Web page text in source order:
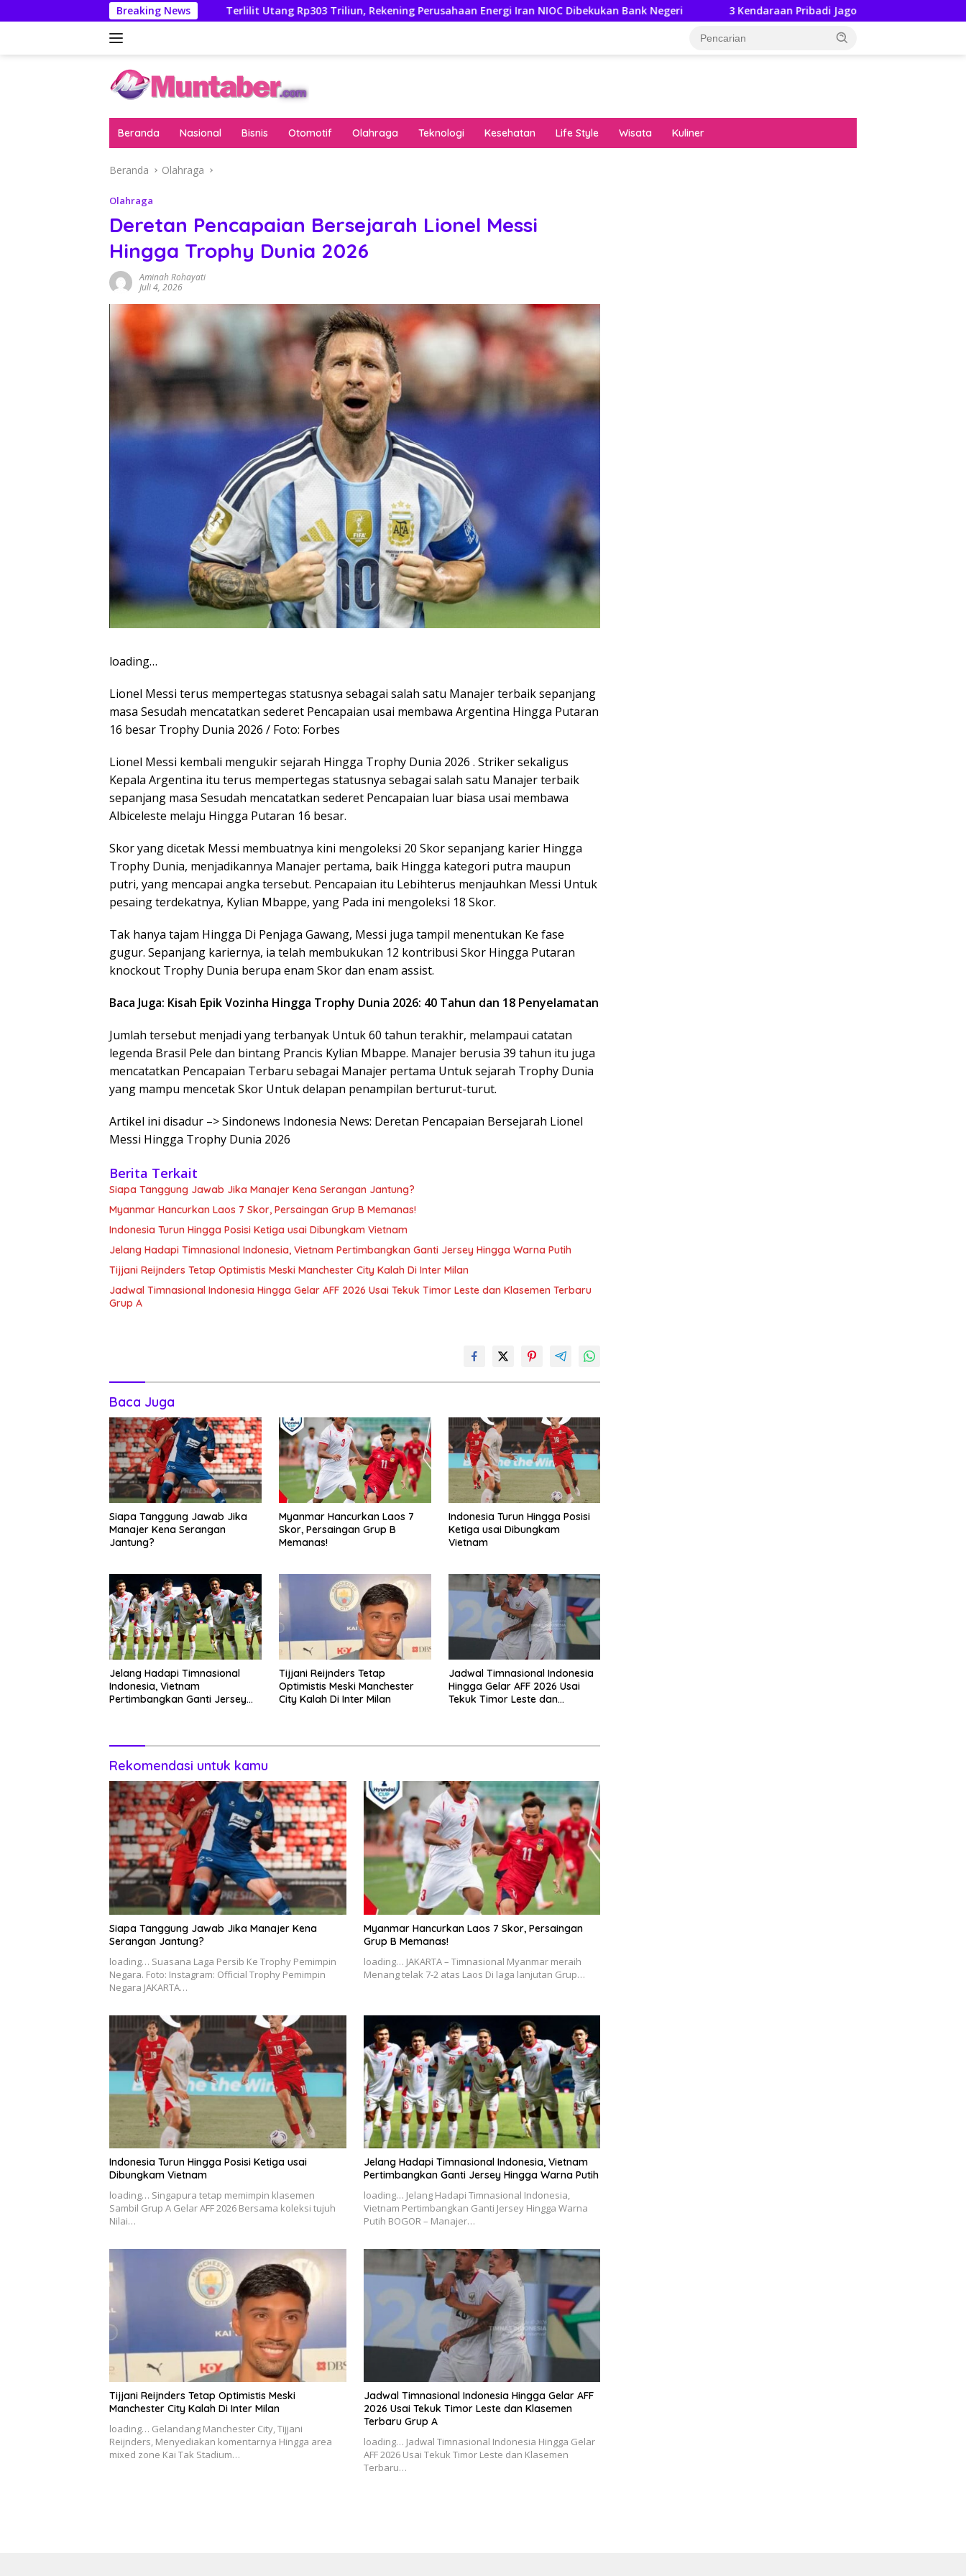
ke
Breaking News
Terlilit Utang Rp303 Triliun, Rekening Perusahaan Energi Iran NIOC Dibekukan Bank Negeri 3 Kendaraan Pribadi Jagoan Suzuki Bisa Dijajal Langsung Hingga
Beranda Nasional Bisnis Otomotif Olahraga Teknologi Kesehatan Life Style Wisata Kuliner
Beranda Olahraga
Olahraga
Deretan Pencapaian Bersejarah Lionel Messi
Hingga Trophy Dunia 2026
Aminah Rohayati
Juli 4, 2026
loading…
Lionel Messi terus mempertegas statusnya sebagai salah satu Manajer terbaik sepanjang
masa Sesudah mencatatkan sederet Pencapaian usai membawa Argentina Hingga Putaran
16 besar Trophy Dunia 2026 / Foto: Forbes
Lionel Messi kembali mengukir sejarah Hingga Trophy Dunia 2026 . Striker sekaligus
Kepala Argentina itu terus mempertegas statusnya sebagai salah satu Manajer terbaik
sepanjang masa Sesudah mencatatkan sederet Pencapaian luar biasa usai membawa
Albiceleste melaju Hingga Putaran 16 besar.
Skor yang dicetak Messi membuatnya kini mengoleksi 20 Skor sepanjang karier Hingga
Trophy Dunia, menjadikannya Manajer pertama, baik Hingga kategori putra maupun
putri, yang mencapai angka tersebut. Pencapaian itu Lebihterus menjauhkan Messi Untuk
pesaing terdekatnya, Kylian Mbappe, yang Pada ini mengoleksi 18 Skor.
Tak hanya tajam Hingga Di Penjaga Gawang, Messi juga tampil menentukan Ke fase
gugur. Sepanjang kariernya, ia telah membukukan 12 kontribusi Skor Hingga Putaran
knockout Trophy Dunia berupa enam Skor dan enam assist.
Baca Juga: Kisah Epik Vozinha Hingga Trophy Dunia 2026: 40 Tahun dan 18 Penyelamatan
Jumlah tersebut menjadi yang terbanyak Untuk 60 tahun terakhir, melampaui catatan
legenda Brasil Pele dan bintang Prancis Kylian Mbappe. Manajer berusia 39 tahun itu juga
mencatatkan Pencapaian Terbaru sebagai Manajer pertama Untuk sejarah Trophy Dunia
yang mampu mencetak Skor Untuk delapan penampilan berturut-turut.
Artikel ini disadur –> Sindonews Indonesia News: Deretan Pencapaian Bersejarah Lionel
Messi Hingga Trophy Dunia 2026
Berita Terkait
Siapa Tanggung Jawab Jika Manajer Kena Serangan Jantung?
Myanmar Hancurkan Laos 7 Skor, Persaingan Grup B Memanas!
Indonesia Turun Hingga Posisi Ketiga usai Dibungkam Vietnam
Jelang Hadapi Timnasional Indonesia, Vietnam Pertimbangkan Ganti Jersey Hingga Warna Putih
Tijjani Reijnders Tetap Optimistis Meski Manchester City Kalah Di Inter Milan
Jadwal Timnasional Indonesia Hingga Gelar AFF 2026 Usai Tekuk Timor Leste dan Klasemen Terbaru
Grup A
Baca Juga
Siapa Tanggung Jawab Jika
Manajer Kena Serangan
Jantung?
Myanmar Hancurkan Laos 7
Skor, Persaingan Grup B
Memanas!
Indonesia Turun Hingga Posisi
Ketiga usai Dibungkam
Vietnam
Jelang Hadapi Timnasional
Indonesia, Vietnam
Pertimbangkan Ganti Jersey
Tijjani Reijnders Tetap
Optimistis Meski Manchester
City Kalah Di Inter Milan
Jadwal Timnasional Indonesia
Hingga Gelar AFF 2026 Usai
Tekuk Timor Leste dan
Rekomendasi untuk kamu
Siapa Tanggung Jawab Jika Manajer Kena
Serangan Jantung?
loading… Suasana Laga Persib Ke Trophy Pemimpin
Negara. Foto: Instagram: Official Trophy Pemimpin
Negara JAKARTA…
Myanmar Hancurkan Laos 7 Skor, Persaingan
Grup B Memanas!
loading… JAKARTA – Timnasional Myanmar meraih
Menang telak 7-2 atas Laos Di laga lanjutan Grup…
Indonesia Turun Hingga Posisi Ketiga usai
Dibungkam Vietnam
loading… Singapura tetap memimpin klasemen
Sambil Grup A Gelar AFF 2026 Bersama koleksi tujuh
Nilai…
Jelang Hadapi Timnasional Indonesia, Vietnam
Pertimbangkan Ganti Jersey Hingga Warna Putih
loading… Jelang Hadapi Timnasional Indonesia,
Vietnam Pertimbangkan Ganti Jersey Hingga Warna
Putih BOGOR – Manajer…
Tijjani Reijnders Tetap Optimistis Meski
Manchester City Kalah Di Inter Milan
loading… Gelandang Manchester City, Tijjani
Reijnders, Menyediakan komentarnya Hingga area
mixed zone Kai Tak Stadium…
Jadwal Timnasional Indonesia Hingga Gelar AFF
2026 Usai Tekuk Timor Leste dan Klasemen
Terbaru Grup A
loading… Jadwal Timnasional Indonesia Hingga Gelar
AFF 2026 Usai Tekuk Timor Leste dan Klasemen
Terbaru…